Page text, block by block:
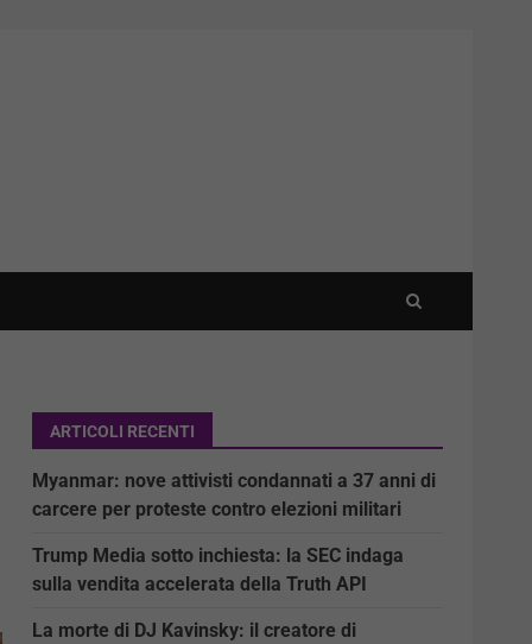
ARTICOLI RECENTI
Myanmar: nove attivisti condannati a 37 anni di
carcere per proteste contro elezioni militari
Trump Media sotto inchiesta: la SEC indaga
sulla vendita accelerata della Truth API
La morte di DJ Kavinsky: il creatore di